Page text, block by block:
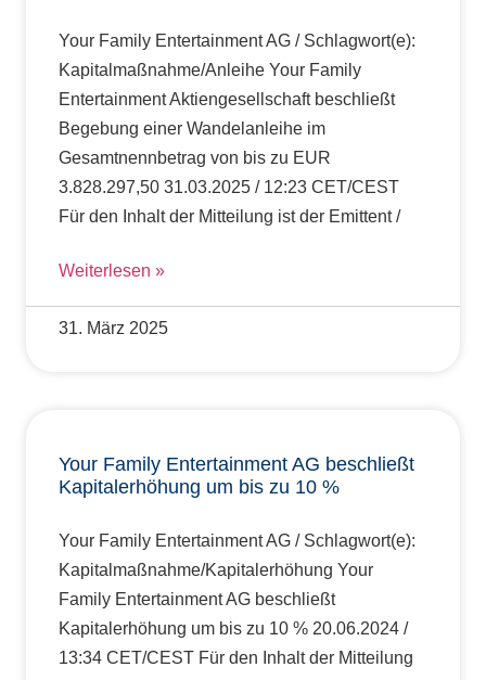
Your Family Entertainment AG / Schlagwort(e):
Kapitalmaßnahme/Anleihe Your Family
Entertainment Aktiengesellschaft beschließt
Begebung einer Wandelanleihe im
Gesamtnennbetrag von bis zu EUR
3.828.297,50 31.03.2025 / 12:23 CET/CEST
Für den Inhalt der Mitteilung ist der Emittent /
Weiterlesen »
31. März 2025
Your Family Entertainment AG beschließt
Kapitalerhöhung um bis zu 10 %
Your Family Entertainment AG / Schlagwort(e):
Kapitalmaßnahme/Kapitalerhöhung Your
Family Entertainment AG beschließt
Kapitalerhöhung um bis zu 10 % 20.06.2024 /
13:34 CET/CEST Für den Inhalt der Mitteilung